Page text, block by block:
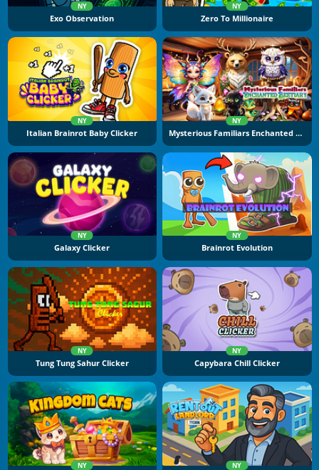
NY
Exo Observation
NY
Zero To Millionaire
NY
Italian Brainrot Baby Clicker
NY
Mysterious Familiars Enchanted Bestiary
NY
Galaxy Clicker
NY
Brainrot Evolution
NY
Tung Tung Sahur Clicker
NY
Capybara Chill Clicker
NY NY